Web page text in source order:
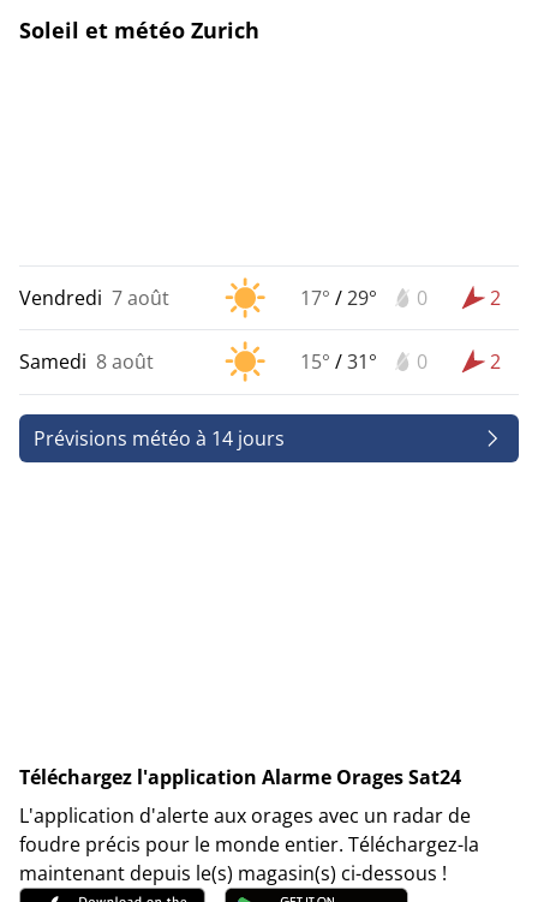
Soleil et météo Zurich
Vendredi 7 août 17° /29° 0 2
Samedi 8 août 15° /31° 0 2
Prévisions météo à 14 jours
Téléchargez l'application Alarme Orages Sat24
L'application d'alerte aux orages avec un radar de
foudre précis pour le monde entier. Téléchargez-la
maintenant depuis le(s) magasin(s) ci-dessous !